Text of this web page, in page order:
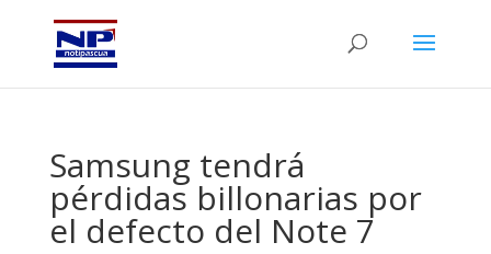
Samsung tendrá
pérdidas billonarias por
el defecto del Note 7